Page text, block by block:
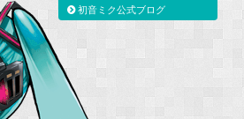
初音ミク公式ブログ